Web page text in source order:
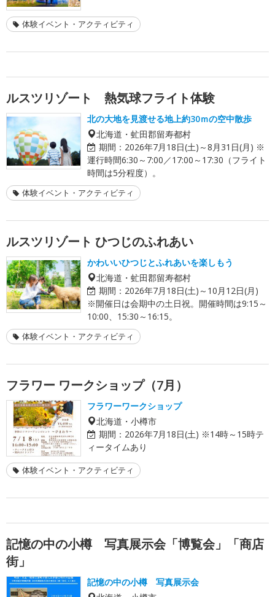
体験イベント・アクティビティ
ルスツリゾート 熱気球フライト体験
北の大地を見渡せる地上約30ｍの空中散歩
北海道・虻田郡留寿都村
期間： 2026年7月18日(土)～8月31日(月) ※
運行時間6:30～7:00／17:00～17:30（フライト
時間は5分程度）。
体験イベント・アクティビティ
ルスツリゾート ひつじのふれあい
かわいいひつじとふれあいを楽しもう
北海道・虻田郡留寿都村
期間： 2026年7月18日(土)～10月12日(月)
※開催日は会期中の土日祝。開催時間は9:15～
10:00、15:30～16:15。
体験イベント・アクティビティ
フラワー ワークショップ（7月）
フラワーワークショップ
北海道・小樽市
期間： 2026年7月18日(土) ※14時～15時テ
ィータイムあり
体験イベント・アクティビティ
記憶の中の小樽 写真展示会「博覧会」「商店
街」
記憶の中の小樽 写真展示会